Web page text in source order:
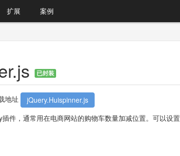
扩展 案例
已封装
地址
jQuery.Huispinner.js
件，通常用在电商网站的购物车数量加减位置。可以